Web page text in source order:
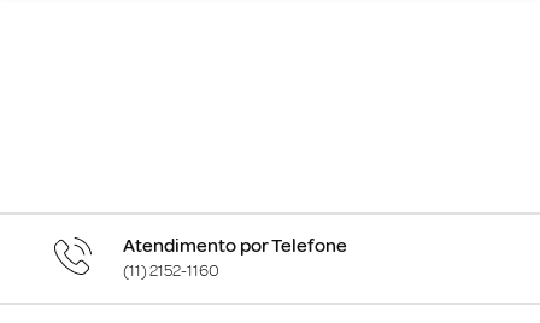
Atendimento por Telefone
(11) 2152-1160